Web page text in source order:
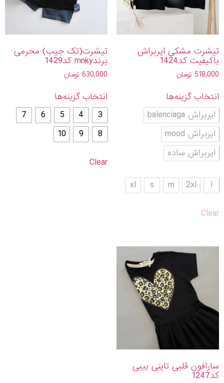
تیشرت مشکی ایربراش
باکیفیت کد1424
518,000 تومان
انتخاب گزینه‌ها
ایربراش balenciaga
ایربراش mood
ایربراش ساده
l
2xl
m
s
xl
Clear
تیشرت(تک جیب) محرمی
برندmnky کد1429
630,000 تومان
انتخاب گزینه‌ها
3
4
5
6
7
8
9
10
Clear
سارافون قلبی تاینی بیبی
کد1247